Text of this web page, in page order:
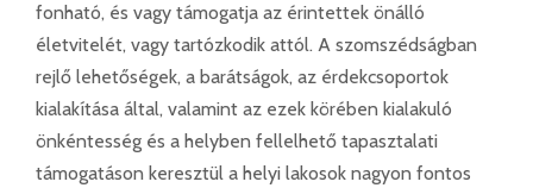
fonható, és vagy támogatja az érintettek önálló
életvitelét, vagy tartózkodik attól. A szomszédságban
rejlő lehetőségek, a barátságok, az érdekcsoportok
kialakítása által, valamint az ezek körében kialakuló
önkéntesség és a helyben fellelhető tapasztalati
támogatáson keresztül a helyi lakosok nagyon fontos